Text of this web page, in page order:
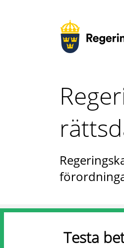
Testa